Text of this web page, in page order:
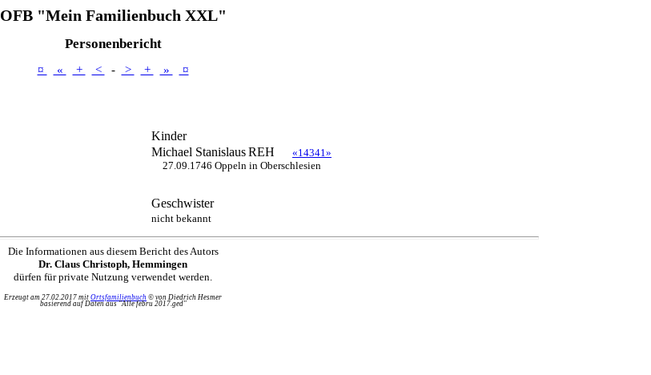
OFB "Mein Familienbuch XXL"
Personenbericht
¤ « + < - > + » ¤
Kinder
Michael StanislausREH
«14341»
27.09.1746 Oppeln in Oberschlesien
Geschwister
nicht bekannt
Die Informationen aus diesem Bericht des Autors
Dr. Claus Christoph, Hemmingen
dürfen für private Nutzung verwendet werden.
Erzeugt am 27.02.2017 mit Ortsfamilienbuch © von Diedrich Hesmer
basierend auf Daten aus "Alle febru 2017.ged"